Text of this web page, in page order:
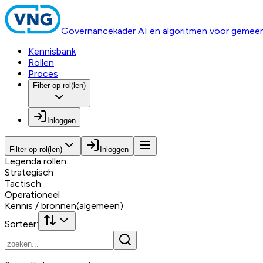
Governancekader AI en algoritmen voor
Kennisbank
Rollen
Proces
Filter op rol(len)
Inloggen
Filter op rol(len) Inloggen
Legenda rollen:
Strategisch
Tactisch
Operationeel
Kennis / bronnen(algemeen)
Sorteer: